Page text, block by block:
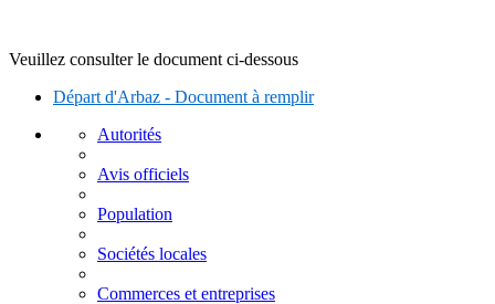
Veuillez consulter le document ci-dessous
Départ d'Arbaz - Document à remplir
Autorités
Avis officiels
Population
Sociétés locales
Commerces et entreprises